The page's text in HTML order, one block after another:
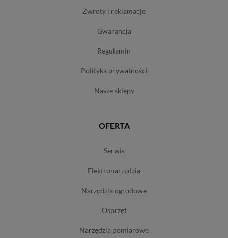
zwroty i reklamacje
gwarancja
regulamin
polityka prywatności
nasze sklepy
OFERTA
serwis
elektronarzędzia
narzędzia ogrodowe
osprzęt
narzędzia pomiarowe